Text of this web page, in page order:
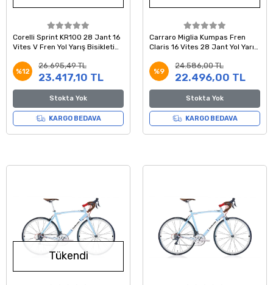
Corelli Sprint KR100 28 Jant 16
Vites V Fren Yol Yarış Bisikleti
%12
26.695,49 TL
23.417,10 TL
Stokta Yok
KARGO BEDAVA
Carraro Miglia Kumpas Fren
Claris 16 Vites 28 Jant Yol Yarış
Kadro
%9
24.586,00 TL
22.496,00 TL
Stokta Yok
KARGO BEDAVA
Tükendi